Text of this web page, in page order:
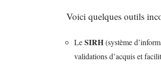
Voici quelques outils
LeSIRH(système
validations d’acquis et